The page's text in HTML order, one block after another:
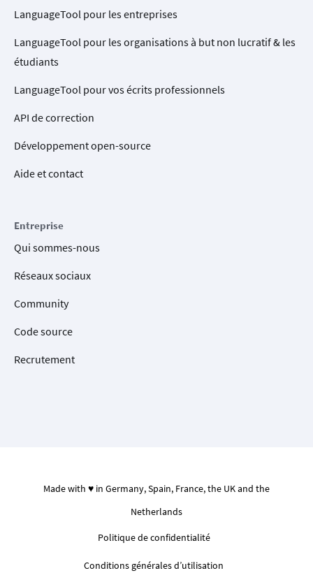
LanguageTool pour les entreprises
LanguageTool pour les organisations à but non lucratif & les
étudiants
LanguageTool pour vos écrits professionnels
API de correction
Développement open-source
Aide et contact
Entreprise
Qui sommes-nous
Réseaux sociaux
Community
Code source
Recrutement
Made with ♥ in Germany, Spain, France, the UK and the
Netherlands
Politique de confidentialité
Conditions générales d’utilisation